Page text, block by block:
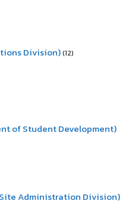
Division)(12)
of Student Development)
Administration Division)